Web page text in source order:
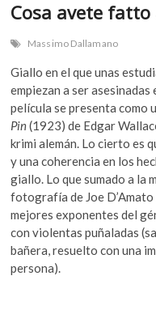
Cosa avete fatto
Massimo Dallamano
Giallo en el que unas
empiezan a ser
película se presenta como
Pin(1923) de Edgar
krimi alemán. Lo cierto es
y una coherencia en los
giallo. Lo que sumado a la
fotografía de Joe
mejores exponentes del
con violentas puñaladas
bañera, resuelto con una
persona).